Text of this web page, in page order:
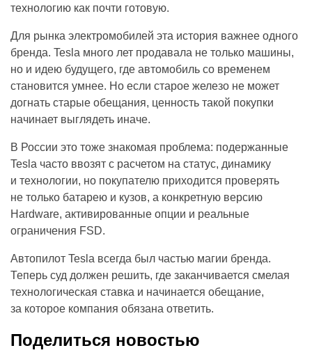
технологию как почти готовую.
Для рынка электромобилей эта история важнее одного
бренда. Tesla много лет продавала не только машины,
но и идею будущего, где автомобиль со временем
становится умнее. Но если старое железо не может
догнать старые обещания, ценность такой покупки
начинает выглядеть иначе.
В России это тоже знакомая проблема: подержанные
Tesla часто ввозят с расчетом на статус, динамику
и технологии, но покупателю приходится проверять
не только батарею и кузов, а конкретную версию
Hardware, активированные опции и реальные
ограничения FSD.
Автопилот Tesla всегда был частью магии бренда.
Теперь суд должен решить, где заканчивается смелая
технологическая ставка и начинается обещание,
за которое компания обязана ответить.
Поделиться новостью